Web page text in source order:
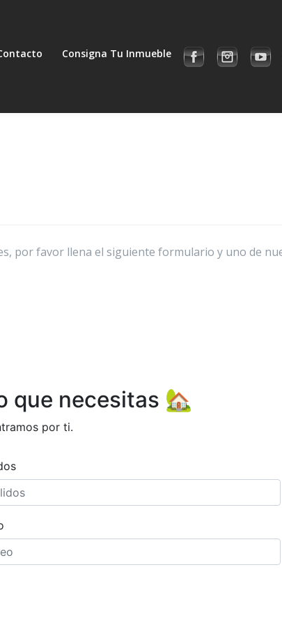
Consigna Tu Inmueble
por favor llena el siguiente formulario y uno de